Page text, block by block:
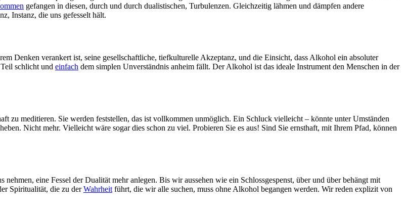
gefangen in diesen, durch und durch dualistischen, Turbulenzen. Gleichzeitig lähmen und dämpfen andere
Instanz, die uns gefesselt hält.
Denken verankert ist, seine gesellschaftliche, tiefkulturelle Akzeptanz, und die Einsicht, dass Alkohol ein absoluter
schlicht und einfach dem simplen Unverständnis anheim fällt. Der Alkohol ist das ideale Instrument den Menschen in der
zu meditieren. Sie werden feststellen, das ist vollkommen unmöglich. Ein Schluck vielleicht – könnte unter Umständen
Nicht mehr. Vielleicht wäre sogar dies schon zu viel. Probieren Sie es aus! Sind Sie ernsthaft, mit Ihrem Pfad, können
eine Fessel der Dualität mehr anlegen. Bis wir aussehen wie ein Schlossgespenst, über und über behängt mit
Spiritualität, die zu derWahrheit führt, die wir alle suchen, muss ohne Alkohol begangen werden. Wir reden explizit von